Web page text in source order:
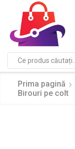
Prima pagină
Birouri pe colt